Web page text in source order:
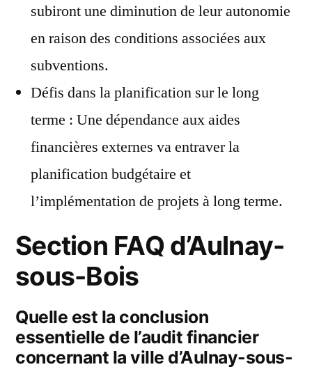
subiront une diminution de leur autonomie
en raison des conditions associées aux
subventions.
Défis dans la planification sur le long
terme : Une dépendance aux aides
financières externes va entraver la
planification budgétaire et
l’implémentation de projets à long terme.
Section FAQ d’Aulnay-
sous-Bois
Quelle est la conclusion
essentielle de l’audit financier
concernant la ville d’Aulnay-sous-